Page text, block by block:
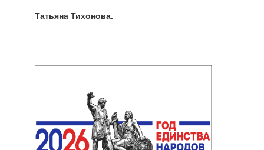
Татьяна Тихонова.